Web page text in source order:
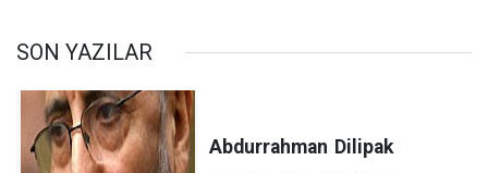
SON YAZILAR
Abdurrahman Dilipak